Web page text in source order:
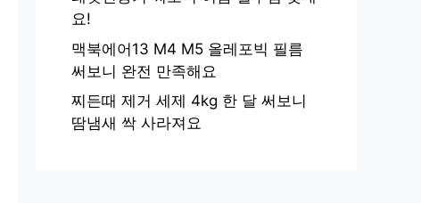
요!
맥북에어13 M4 M5 올레포빅 필름
써보니 완전 만족해요
찌든때 제거 세제 4kg 한 달 써보니
땀냄새 싹 사라져요